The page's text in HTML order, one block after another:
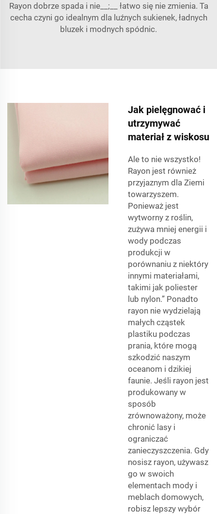
Rayon dobrze spada i nie__;__ łatwo się nie zmienia. Ta
cecha czyni go idealnym dla luźnych sukienek, ładnych
bluzek i modnych spódnic.
Jak pielęgnować i
utrzymywać
materiał z wiskosu
Ale to nie wszystko!
Rayon jest również
przyjaznym dla Ziemi
towarzyszem.
Ponieważ jest
wytworny z roślin,
zużywa mniej energii i
wody podczas
produkcji w
porównaniu z niektóry
innymi materiałami,
takimi jak poliester
lub nylon.” Ponadto
rayon nie wydzielają
małych cząstek
plastiku podczas
prania, które mogą
szkodzić naszym
oceanom i dzikiej
faunie. Jeśli rayon jest
produkowany w
sposób
zrównoważony, może
chronić lasy i
ograniczać
zanieczyszczenia. Gdy
nosisz rayon, używasz
go w swoich
elementach mody i
meblach domowych,
robisz lepszy wybór